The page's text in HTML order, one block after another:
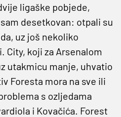
ligaške pobjede,
desetkovan: otpali su
uz još nekoliko
City, koji za Arsenalom
utakmicu manje, uhvatio
Foresta mora na sve ili
s ozljedama
i Kovačića. Forest